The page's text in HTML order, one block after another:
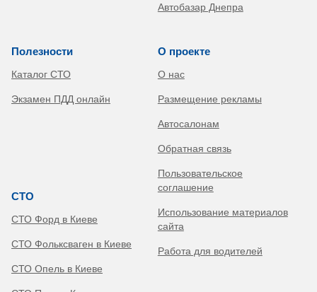
Автобазар Днепра
Полезности
Каталог СТО
Экзамен ПДД онлайн
СТО
СТО Форд в Киеве
СТО Фольксваген в Киеве
СТО Опель в Киеве
О проекте
О нас
Размещение рекламы
Автосалонам
Обратная связь
Пользовательское
соглашение
Использование материалов
сайта
Работа для водителей